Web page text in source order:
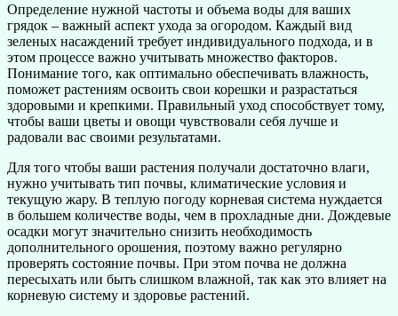
Определение нужной частоты и объема воды для ваших
грядок – важный аспект ухода за огородом. Каждый вид
зеленых насаждений требует индивидуального подхода, и в
этом процессе важно учитывать множество факторов.
Понимание того, как оптимально обеспечивать влажность,
поможет растениям освоить свои корешки и разрастаться
здоровыми и крепкими. Правильный уход способствует тому,
чтобы ваши цветы и овощи чувствовали себя лучше и
радовали вас своими результатами.
Для того чтобы ваши растения получали достаточно влаги,
нужно учитывать тип почвы, климатические условия и
текущую жару. В теплую погоду корневая система нуждается
в большем количестве воды, чем в прохладные дни. Дождевые
осадки могут значительно снизить необходимость
дополнительного орошения, поэтому важно регулярно
проверять состояние почвы. При этом почва не должна
пересыхать или быть слишком влажной, так как это влияет на
корневую систему и здоровье растений.